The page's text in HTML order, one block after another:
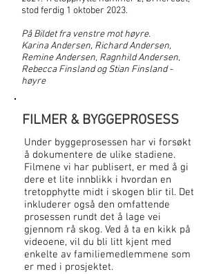
stod ferdig 1 oktober 2023.
På Bildet fra venstre mot høyre.
Karina Andersen, Richard Andersen,
Remine Andersen, Ragnhild Andersen,
Rebecca Finsland og Stian Finsland -
høyre
FILMER & BYGGEPROSESS
Under byggeprosessen har vi forsøkt
å dokumentere de ulike stadiene.
Filmene vi har publisert, er med å gi
dere et lite innblikk i hvordan en
tretopphytte midt i skogen blir til. Det
inkluderer også den omfattende
prosessen rundt det å lage vei
gjennom rå skog. Ved å ta en kikk på
videoene, vil du bli litt kjent med
enkelte av familiemedlemmene som
er med i prosjektet.